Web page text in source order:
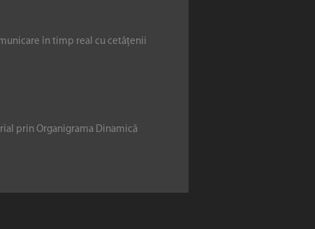
în timp real cu cetățenii
prin Organigrama Dinamică